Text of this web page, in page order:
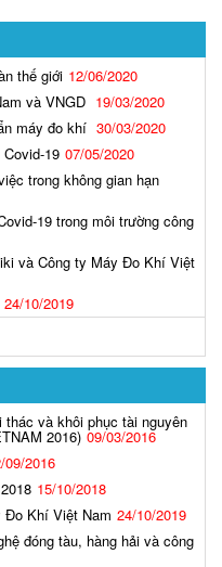
thế giới 12/06/2020
và VNGD 19/03/2020
máy đo khí 30/03/2020
19 07/05/2020
trong không gian hạn
19 trong môi trường công
và Công ty Máy Đo Khí Việt
24/10/2019
thác và khôi phục tài nguyên
2016) 09/03/2016
09/2016
15/10/2018
Đo Khí Việt Nam 24/10/2019
đóng tàu, hàng hải và công